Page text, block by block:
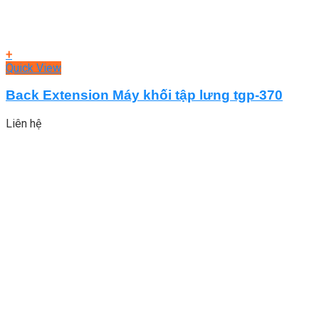
+
Quick View
Back Extension Máy khối tập lưng tgp-370
Liên hệ